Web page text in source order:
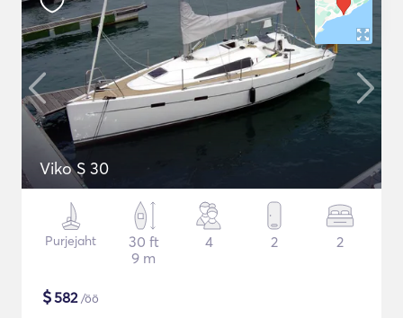
Viko S 30
Purjejaht
30 ft
9 m
4 2 2
$582/öö